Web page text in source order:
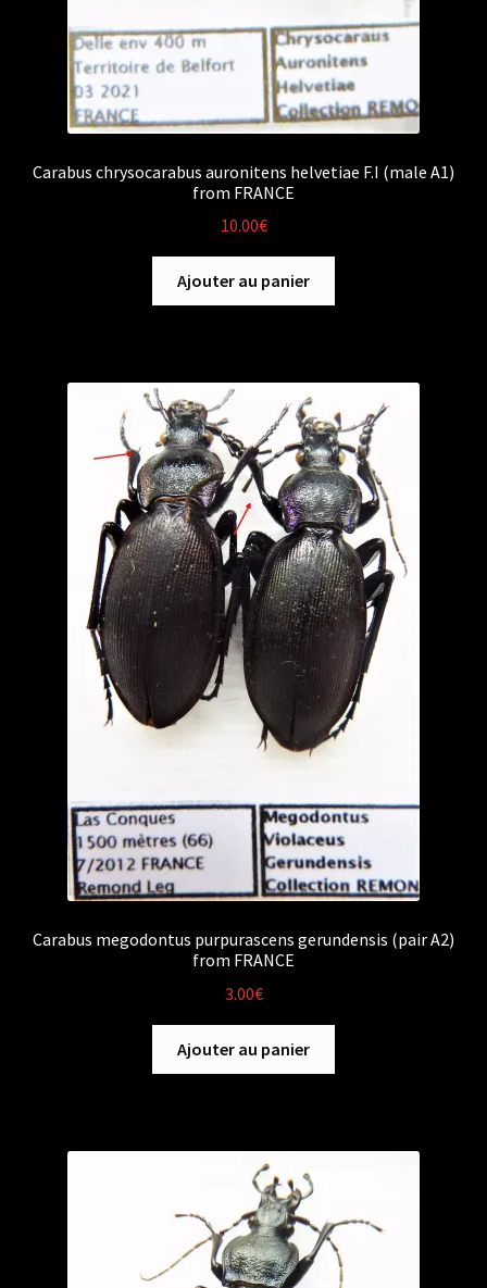
Carabus chrysocarabus auronitens helvetiae F.I (male A1)
from FRANCE
10.00€
Ajouter au panier
Carabus megodontus purpurascens gerundensis (pair A2)
from FRANCE
3.00€
Ajouter au panier